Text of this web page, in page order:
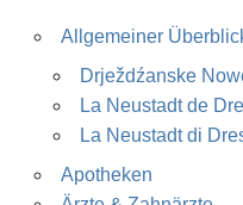
Allgemeiner
Drježdźanske
La Neustadt de
La Neustadt di
Apotheken